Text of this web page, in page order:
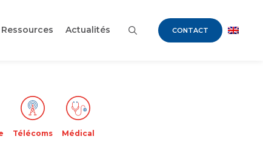
Ressources Actualités CONTACT
Télécoms Médical